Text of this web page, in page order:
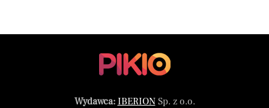
Wydawca: IBERIONSp. z o.o.